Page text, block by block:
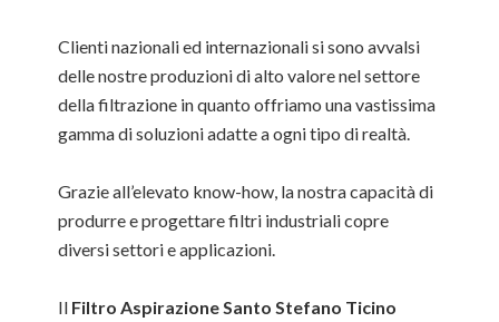
Clienti nazionali ed internazionali si sono avvalsi
delle nostre produzioni di alto valore nel settore
della filtrazione in quanto offriamo una vastissima
gamma di soluzioni adatte a ogni tipo di realtà.
Grazie all’elevato know-how, la nostra capacità di
produrre e progettare filtri industriali copre
diversi settori e applicazioni.
Il Filtro Aspirazione Santo Stefano Ticino